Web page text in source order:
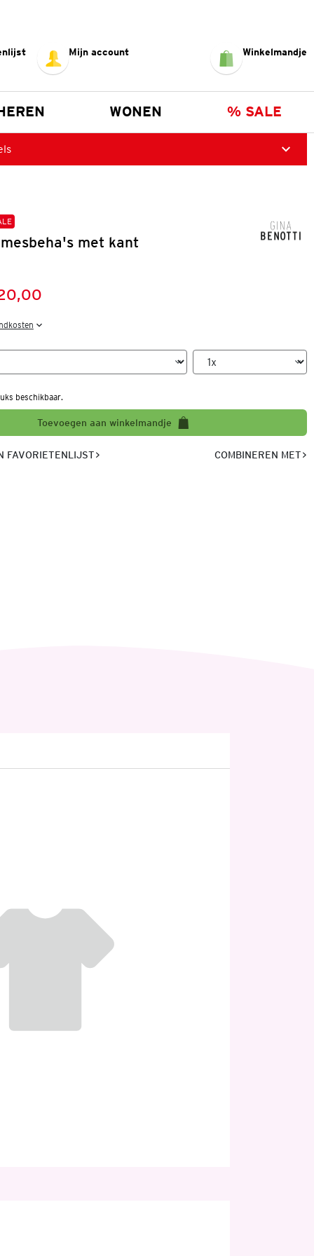
Mijn account Winkelmandje
WONEN % SALE
met kant
beschikbaar.
Toevoegen aan winkelmandje
FAVORIETENLIJST COMBINEREN MET